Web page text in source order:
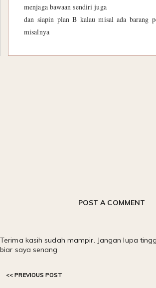
menjaga bawaan sendiri juga
dan siapin plan B kalau misal ada barang
misalnya
POST A COMMENT
Terima kasih sudah mampir. Jangan lupa
biar saya senang